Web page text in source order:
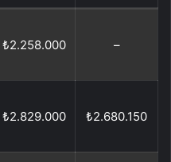
₺2.258.000 –
₺2.829.000 ₺2.680.150